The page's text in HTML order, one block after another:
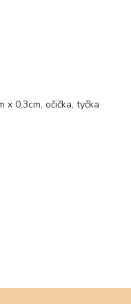
x 0,3cm, očička, tyčka